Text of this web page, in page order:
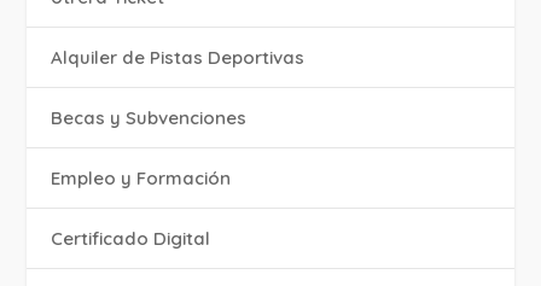
Alquiler de Pistas Deportivas
Becas y Subvenciones
Empleo y Formación
Certificado Digital